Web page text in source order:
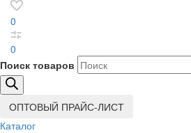
0
0
Поиск товаров
ОПТОВЫЙ ПРАЙС-ЛИСТ
Каталог